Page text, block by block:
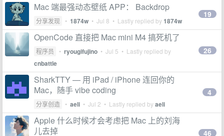
Mac 端最强动态壁纸 APP： Backdrop
分享发现 • 1874w • Jul 8 • Lastly replied by1874w
19
OpenCode 直接把 Mac mini M4 搞死机了
程序员 • ryougifujino • Jul 5 • Lastly replied by
cnbattle
26
SharkTTY — 用 iPad / iPhone 连回你的
Mac，随手 vibe coding
分享创造 • aeli • Jul 2 • Lastly replied byaeli
4
Apple 什么时候才会考虑把 Mac 上的刘海
儿去掉
46